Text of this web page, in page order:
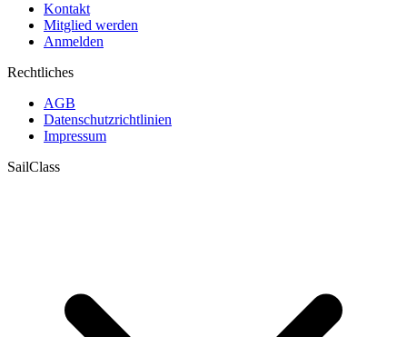
Kontakt
Mitglied werden
Anmelden
Rechtliches
AGB
Datenschutzrichtlinien
Impressum
SailClass